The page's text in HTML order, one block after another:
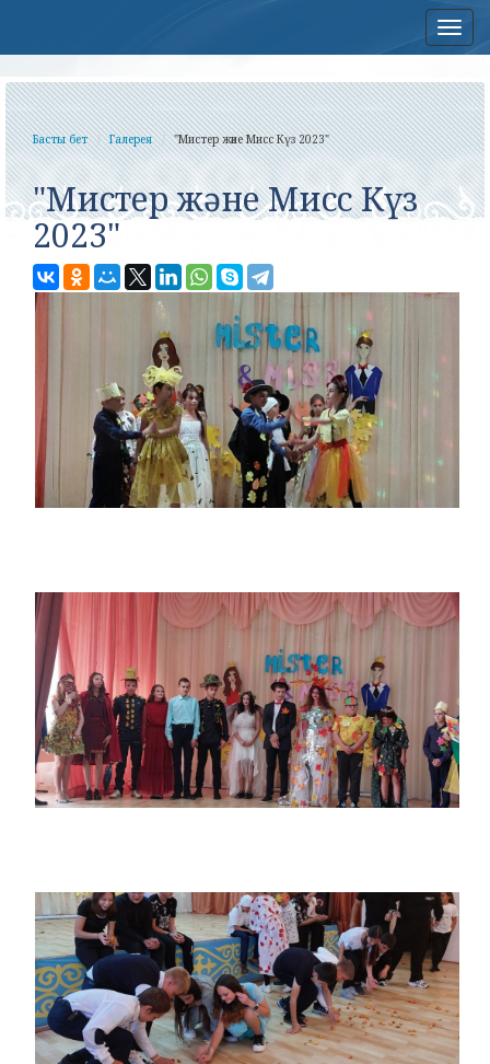
Басты бет Галерея "Мистер және Мисс Күз 2023"
"Мистер және Мисс Күз
2023"